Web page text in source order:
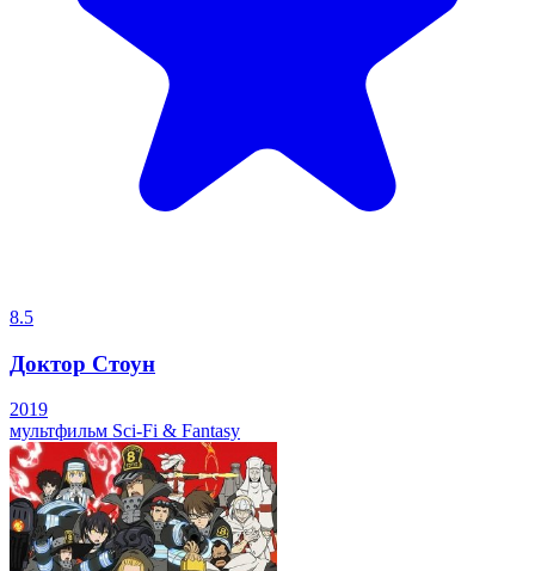
8.5
Доктор Стоун
2019
мультфильм Sci-Fi & Fantasy